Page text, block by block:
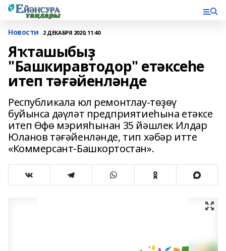
Новости 2 ДЕКАБРЯ 2020, 11:40
Яҡташыбыҙ
"Башкиравтодор" етәксеһе
итеп тәғәйенләнде
Республикала юл ремонтлау-төҙөү
буйынса дәүләт предприятиеһына етәксе
итеп Өфө мэрияһынан 35 йәшлек Илдар
Юланов тәғәйенләнде, тип хәбәр итте
«Коммерсант-Башкортостан».